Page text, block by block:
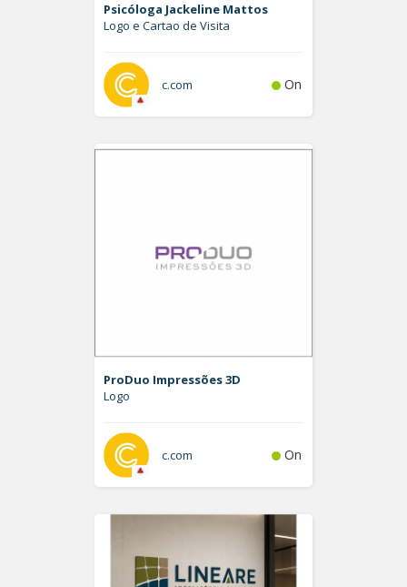
Psicóloga Jackeline Mattos
Logo e Cartao de Visita
c.com On
ProDuo Impressões 3D
Logo
c.com On